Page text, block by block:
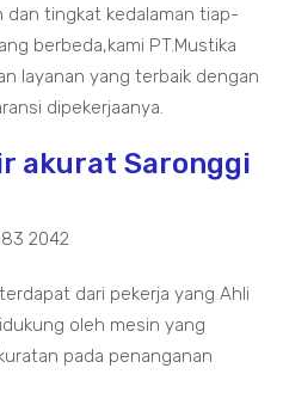
tingkat kedalaman tiap-
berbeda,kami PT.Mustika
layanan yang terbaik dengan
dipekerjaanya.
akurat Saronggi
2042
dari pekerja yang Ahli
oleh mesin yang
pada penanganan